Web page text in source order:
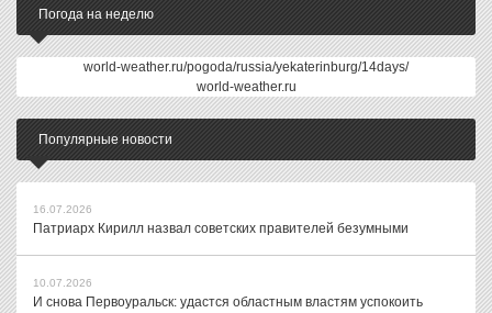
Погода на неделю
world-weather.ru/pogoda/russia/yekaterinburg/14days/
world-weather.ru
Популярные новости
16.07.2026
Патриарх Кирилл назвал советских правителей безумными
10.07.2026
И снова Первоуральск: удастся областным властям успокоить